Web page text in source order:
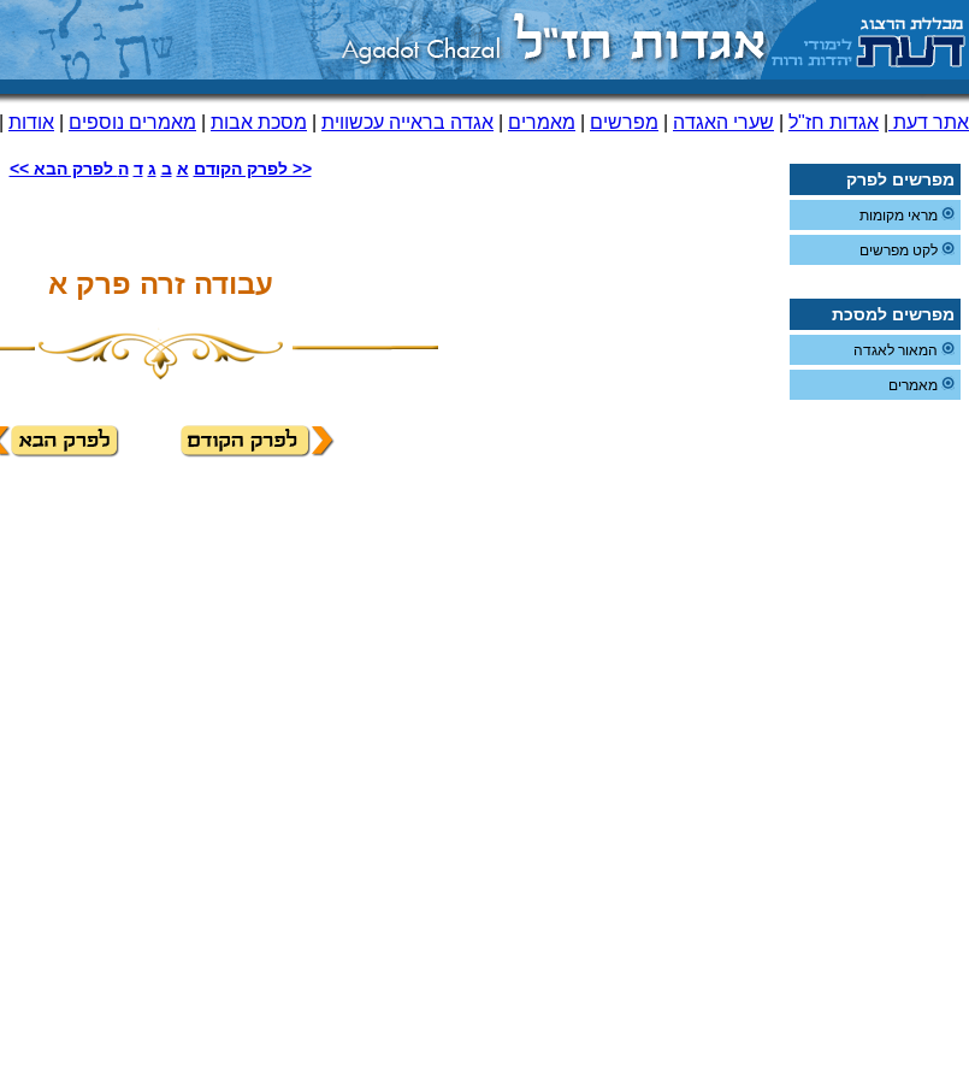
אתר דעת אגדות חז"ל שערי האגדה מפרשים מאמרים אגדה בראייה עכשווית מסכת אבות מאמרים נוספים אודות
<< לפרק הקודם א ב ג ד ה לפרק הבא >>
עבודה זרה פרק א
מפרשים לפרק
מראי מקומות
לקט מפרשים
מפרשים למסכת
המאור לאגדה
מאמרים